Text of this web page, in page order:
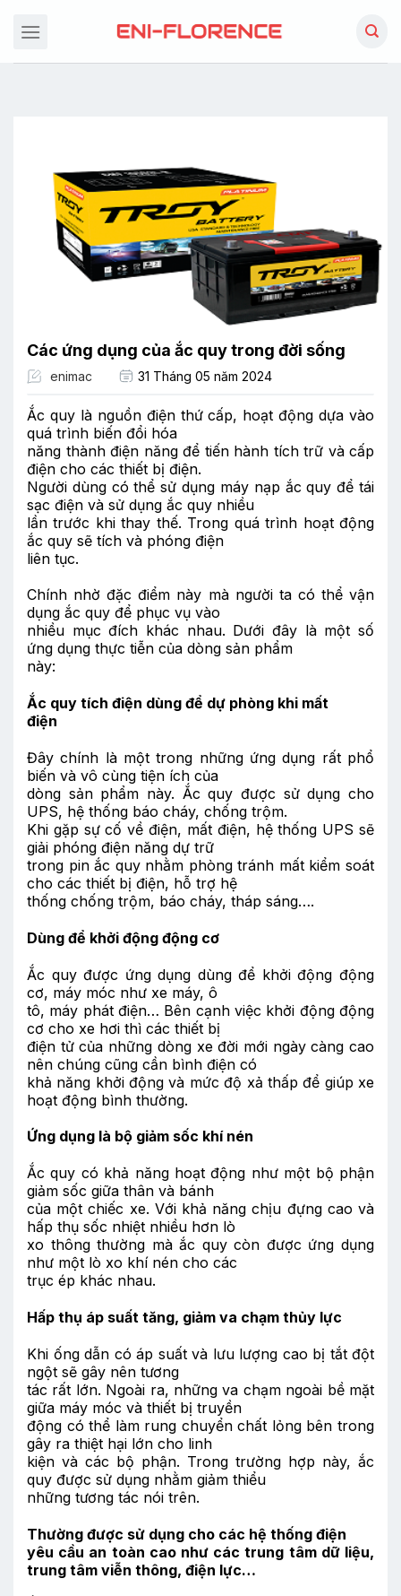
đến
dung
Các ứng dụng của ắc quy trong đời sống
enimac 31 Tháng 05 năm 2024
Ắc quy là nguồn điện thứ cấp, hoạt động dựa vào
quá trình biến đổi hóa
năng thành điện năng để tiến hành tích trữ và cấp
điện cho các thiết bị điện.
Người dùng có thể sử dụng máy nạp ắc quy để tái
sạc điện và sử dụng ắc quy nhiều
lần trước khi thay thế. Trong quá trình hoạt động
ắc quy sẽ tích và phóng điện
liên tục.
Chính nhờ đặc điểm này mà người ta có thể vận
dụng ắc quy để phục vụ vào
nhiều mục đích khác nhau. Dưới đây là một số
ứng dụng thực tiễn của dòng sản phẩm
này:
Ắc quy tích điện dùng để dự phòng khi mất
điện
Đây chính là một trong những ứng dụng rất phổ
biến và vô cùng tiện ích của
dòng sản phẩm này. Ắc quy được sử dụng cho
UPS, hệ thống báo cháy, chống trộm.
Khi gặp sự cố về điện, mất điện, hệ thống UPS sẽ
giải phóng điện năng dự trữ
trong pin ắc quy nhằm phòng tránh mất kiểm soát
cho các thiết bị điện, hỗ trợ hệ
thống chống trộm, báo cháy, tháp sáng….
Dùng để khởi động động cơ
Ắc quy được ứng dụng dùng để khởi động động
cơ, máy móc như xe máy, ô
tô, máy phát điện… Bên cạnh việc khởi động động
cơ cho xe hơi thì các thiết bị
điện tử của những dòng xe đời mới ngày càng cao
nên chúng cũng cần bình điện có
khả năng khởi động và mức độ xả thấp để giúp xe
hoạt động bình thường.
Ứng dụng là bộ giảm sốc khí nén
Ắc quy có khả năng hoạt động như một bộ phận
giảm sốc giữa thân và bánh
của một chiếc xe. Với khả năng chịu đựng cao và
hấp thụ sốc nhiệt nhiều hơn lò
xo thông thường mà ắc quy còn được ứng dụng
như một lò xo khí nén cho các
trục ép khác nhau.
Hấp thụ áp suất tăng, giảm va chạm thủy lực
Khi ống dẫn có áp suất và lưu lượng cao bị tắt đột
ngột sẽ gây nên tương
tác rất lớn. Ngoài ra, những va chạm ngoài bề mặt
giữa máy móc và thiết bị truyền
động có thể làm rung chuyển chất lỏng bên trong
gây ra thiệt hại lớn cho linh
kiện và các bộ phận. Trong trường hợp này, ắc
quy được sử dụng nhằm giảm thiểu
những tương tác nói trên.
Thường được sử dụng cho các hệ thống điện
yêu cầu an toàn cao như các trung tâm dữ liệu,
trung tâm viễn thông, điện lực…